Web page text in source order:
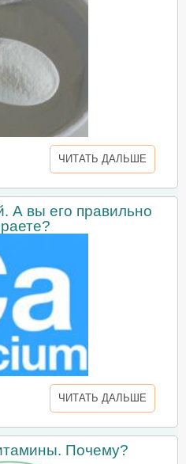
ЧИТАТЬ ДАЛЬШЕ
А вы его правильно
ЧИТАТЬ ДАЛЬШЕ
Почему?